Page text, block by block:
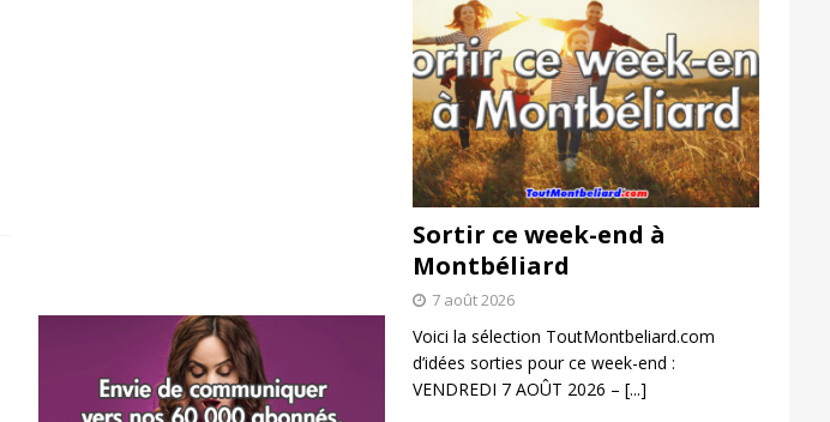
Sortir ce week-end à
Montbéliard
7 août 2026
Voici la sélection ToutMontbeliard.com
d’idées sorties pour ce week-end :
VENDREDI 7 AOÛT 2026 – [...]